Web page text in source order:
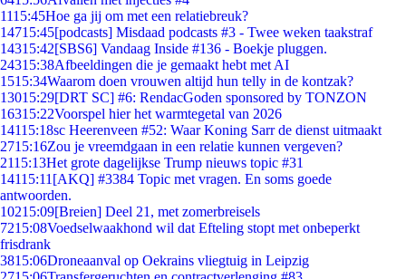
1115:45Hoe ga jij om met een relatiebreuk?
14715:45[podcasts] Misdaad podcasts #3 - Twee weken taakstraf
14315:42[SBS6] Vandaag Inside #136 - Boekje pluggen.
24315:38Afbeeldingen die je gemaakt hebt met AI
1515:34Waarom doen vrouwen altijd hun telly in de kontzak?
13015:29[DRT SC] #6: RendacGoden sponsored by TONZON
16315:22Voorspel hier het warmtegetal van 2026
14115:18sc Heerenveen #52: Waar Koning Sarr de dienst uitmaakt
2715:16Zou je vreemdgaan in een relatie kunnen vergeven?
2115:13Het grote dagelijkse Trump nieuws topic #31
14115:11 [AKQ] #3384 Topic met vragen. En soms goede
antwoorden.
10215:09[Breien] Deel 21, met zomerbreisels
7215:08Voedselwaakhond wil dat Efteling stopt met onbeperkt
frisdrank
3815:06Droneaanval op Oekrains vliegtuig in Leipzig